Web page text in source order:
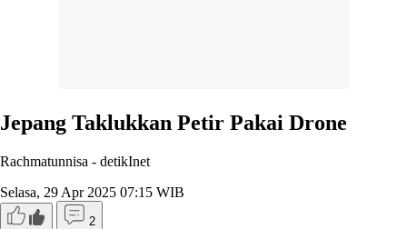
Jepang Taklukkan Petir Pakai Drone
Rachmatunnisa - detikInet
Selasa, 29 Apr 2025 07:15 WIB
2